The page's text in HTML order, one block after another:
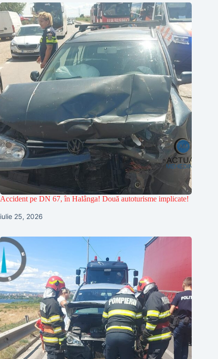
Accident pe DN 67, în Halânga! Două autoturisme implicate!
iulie 25, 2026